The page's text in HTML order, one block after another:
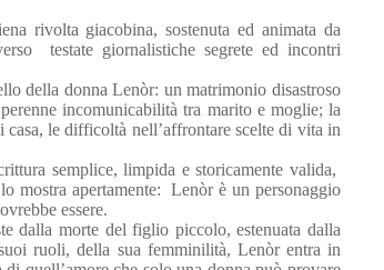
rivolta giacobina, sostenuta ed animata da
testate giornalistiche segrete ed incontri
della donna Lenòr: un matrimonio disastroso
incomunicabilità tra marito e moglie; la
casa, le difficoltà nell’affrontare scelte di vita in
semplice, limpida e storicamente valida,
mostra apertamente:
Lenòr è un personaggio
essere.
dalla morte del figlio piccolo, estenuata dalla
ruoli, della sua femminilità, Lenòr entra in